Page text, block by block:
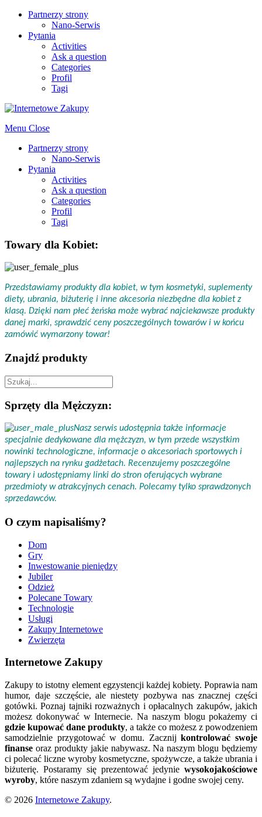
Partnerzy strony
Nano-Serwis
Pytania
Activities
Ask a question
Categories
Profil
Tagi
Menu Close
Partnerzy strony
Nano-Serwis
Pytania
Activities
Ask a question
Categories
Profil
Tagi
Towary dla Kobiet:
Przedstawiamy produkty dla kobiet, w tym kosmetyki, suplementy
diety, ubrania, biżuterię i inne akcesoria niezbędne dla kobiet z
klasą. Dzięki nam płeć żeńska może wybrać najciekawsze produkty
danej marki, sprawdzić ceny poszczególnych towarów i w końcu
zamówić wymarzony towar!
Znajdź produkty
Sprzęty dla Mężczyzn:
Nasz serwis udostępnia także informacje
specjalnie dedykowane dla mężczyzn, w tym przede wszystkim
nowinki technologiczne, informacje o akcesoriach sportowych i
najlepszych na rynku gadżetach. Recenzujemy poszczególne
towary i udostępniamy linki do stron oferujących wybrane
przedmioty w atrakcyjnych cenach. Polecamy tylko sprawdzonych
sprzedawców.
O czym napisaliśmy?
Dom
Gry
Inwestowanie pieniędzy
Jubiler
Odzież
Polecane Towary
Technologie
Usługi
Zakupy Internetowe
Zwierzęta
Internetowe Zakupy
Zakupy to istotny element egzystencji każdej kobiety. Poprawia nam
humor, daje szczęście, ale niestety pozbywa nas znacznej części
gotówki. Poznaj tajniki rozważnych i opłacalnych zakupów, jakich
możesz dokonywać w Internecie. Na naszym blogu pokażemy ci
gdzie kupować dane produkty, a także co możesz z powodzeniem
samodzielnie przygotować w domu. Zacznijkontrolować swoje
finanse oraz produkty jakie nabywasz. Na naszym blogu będziemy
ci polecać liczne wyroby kosmetyczne, spożywcze, a także ubrania i
biżuterię. Postaramy się prezentować jedynie wysokojakościowe
wyroby, które naszym zdaniem są wydajne i godne swojej ceny.
© 2026 Internetowe Zakupy.